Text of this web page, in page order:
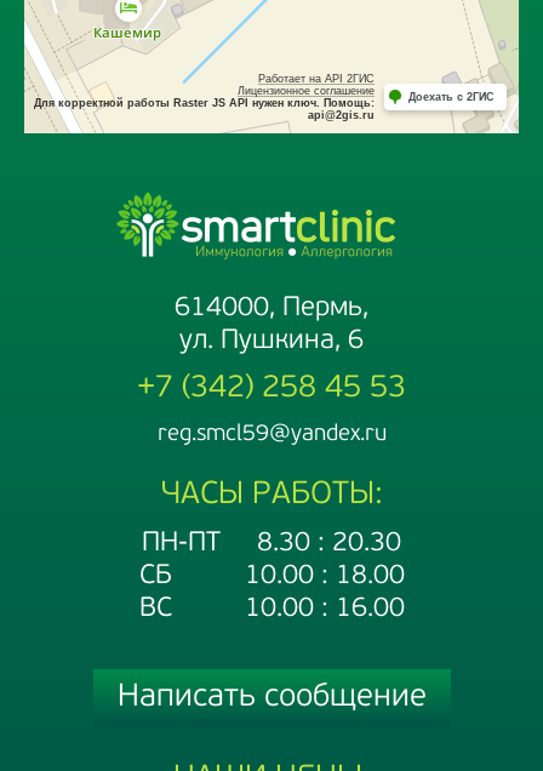
614000, Пермь,
ул. Пушкина, 6
+7 (342) 258 45 53
reg.smcl59@yandex.ru
ЧАСЫ РАБОТЫ:
ПН-ПТ 8.30 : 20.30
СБ 10.00 : 18.00
ВС 10.00 : 16.00
Написать сообщение